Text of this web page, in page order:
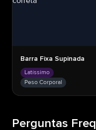
Barra Fixa Supinada
Latíssimo
Peso Corporal
Perguntas